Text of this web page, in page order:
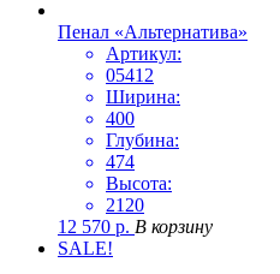
Пенал «Альтернатива»
Артикул:
05412
Ширина:
400
Глубина:
474
Высота:
2120
12 570 р. В корзину
SALE!